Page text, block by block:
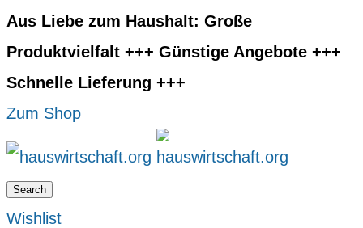
Aus Liebe zum Haushalt: Große
Produktvielfalt +++ Günstige Angebote +++
Schnelle Lieferung +++
Zum Shop
Search
Wishlist